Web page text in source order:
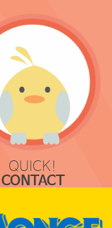
QUICK!
CONTACT